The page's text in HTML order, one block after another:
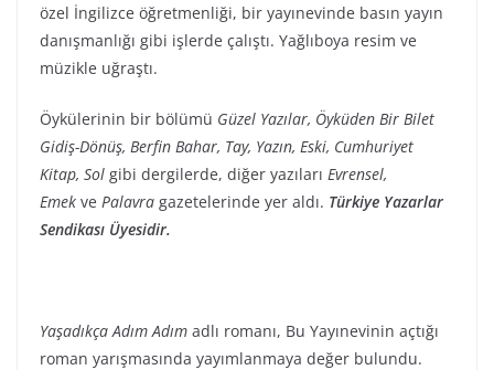
özel İngilizce öğretmenliği, bir yayınevinde basın yayın
danışmanlığı gibi işlerde çalıştı. Yağlıboya resim ve
müzikle uğraştı.
Öykülerinin bir bölümü Güzel Yazılar, Öyküden Bir Bilet
Gidiş-Dönüş, Berfin Bahar, Tay, Yazın, Eski, Cumhuriyet
Kitap, Sol gibi dergilerde, diğer yazıları Evrensel,
Emek ve Palavra gazetelerinde yer aldı. Türkiye Yazarlar
Sendikası Üyesidir.
Yaşadıkça Adım Adım adlı romanı, Bu Yayınevinin açtığı
roman yarışmasında yayımlanmaya değer bulundu.